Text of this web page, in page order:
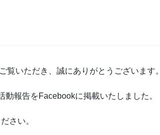
覧いただき、誠にありがとうございます。
動報告をFacebookに掲載いたしました。
さい。